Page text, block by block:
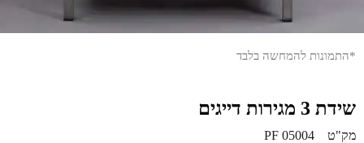
*התמונות להמחשה בלבד
שידת 3 מגירות דייגים
מק"ט PF 05004